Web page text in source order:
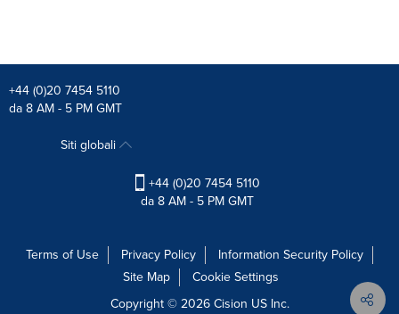
+44 (0)20 7454 5110
da 8 AM - 5 PM GMT
Siti globali
+44 (0)20 7454 5110
da 8 AM - 5 PM GMT
Terms of Use Privacy Policy
Information Security Policy
Site Map
Cookie Settings
Copyright © 2026Cision US Inc.